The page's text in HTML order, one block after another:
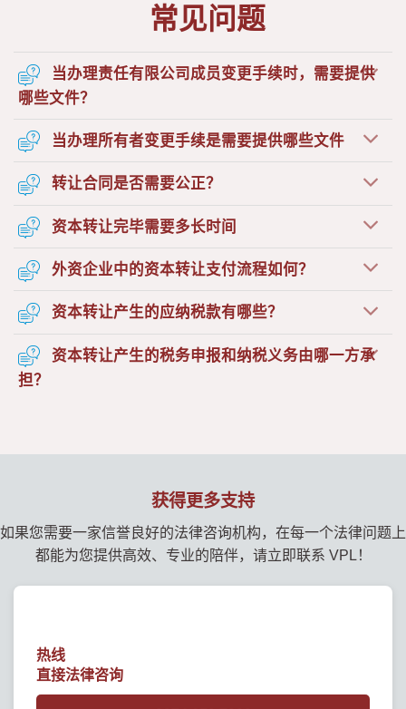
常见问题
当办理责任有限公司成员变更手续时，需要提供
哪些文件？
当办理所有者变更手续是需要提供哪些文件
转让合同是否需要公正？
资本转让完毕需要多长时间
外资企业中的资本转让支付流程如何？
资本转让产生的应纳税款有哪些？
资本转让产生的税务申报和纳税义务由哪一方承
担？
获得更多支持
如果您需要一家信誉良好的法律咨询机构，在每一个法律问题上
都能为您提供高效、专业的陪伴，请立即联系 VPL！
热线
直接法律咨询